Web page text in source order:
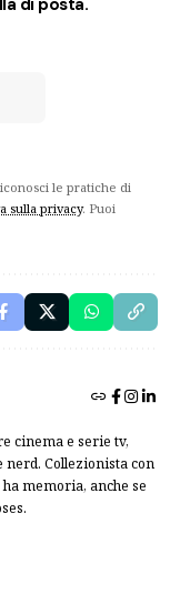
di posta.
le pratiche di
sulla privacy. Puoi
cinema e serie tv,
nerd. Collezionista con
memoria, anche se